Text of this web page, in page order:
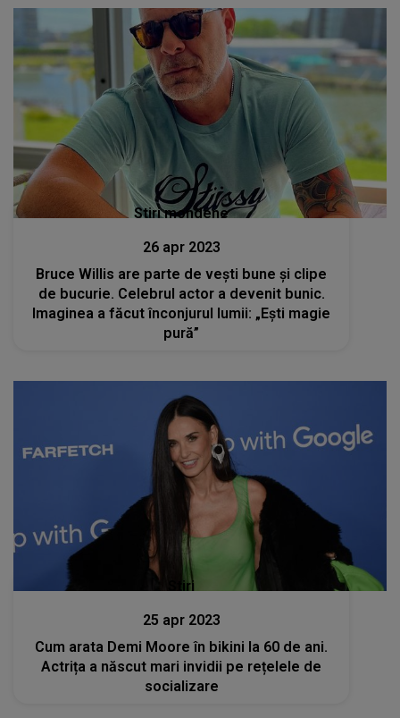
Stiri mondene
26 apr 2023
Bruce Willis are parte de veşti bune şi clipe
de bucurie. Celebrul actor a devenit bunic.
Imaginea a făcut înconjurul lumii: „Eşti magie
pură”
Stiri
25 apr 2023
Cum arata Demi Moore în bikini la 60 de ani.
Actrița a născut mari invidii pe rețelele de
socializare